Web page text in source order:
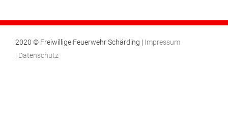
2020 © Freiwillige Feuerwehr Schärding | Impressum
| Datenschutz